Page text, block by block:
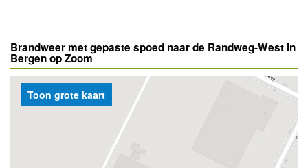
Brandweer met gepaste spoed naar de Randweg-West in
Bergen op Zoom
Toon grote kaart